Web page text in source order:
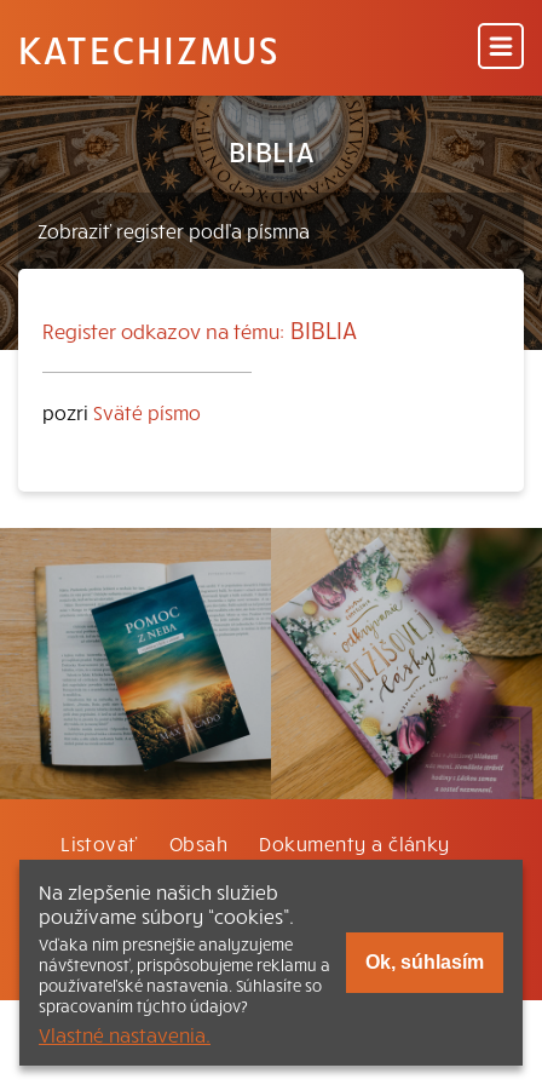
KATECHIZMUS
BIBLIA
Register odkazov na tému: BIBLIA
pozri Sväté písmo
Listovať Obsah Dokumenty a články
Kontakt Tlačená verzia Katechizmu
© 2026 katechizmus.sk |Všetky práva vyhradené
funguje aj vďaka kresťanskému kníhkupectvu Kumran.sk
Na zlepšenie našich služieb
používame súbory “cookies”.
Vďaka nim presnejšie analyzujeme
návštevnosť, prispôsobujeme reklamu a
používateľské nastavenia. Súhlasíte so
spracovaním týchto údajov?
Vlastné nastavenia.
Ok, súhlasím